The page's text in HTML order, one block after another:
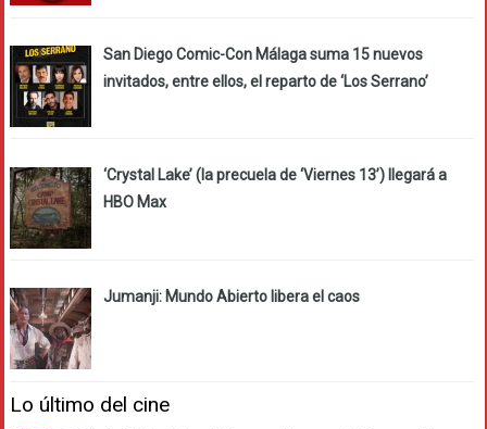
San Diego Comic-Con Málaga suma 15 nuevos
invitados, entre ellos, el reparto de ‘Los Serrano’
‘Crystal Lake’ (la precuela de ‘Viernes 13’) llegará a
HBO Max
Jumanji: Mundo Abierto libera el caos
Lo último del cine